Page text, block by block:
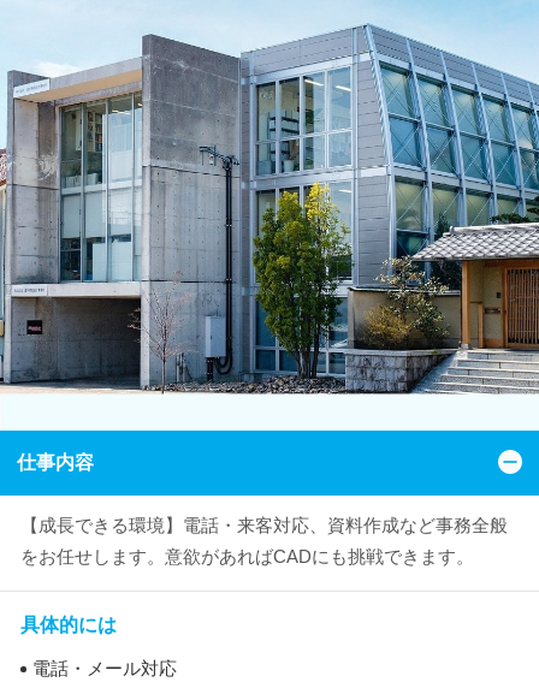
仕事内容
【成長できる環境】電話・来客対応、資料作成など事務全般
をお任せします。意欲があればCADにも挑戦できます。
具体的には
電話・メール対応